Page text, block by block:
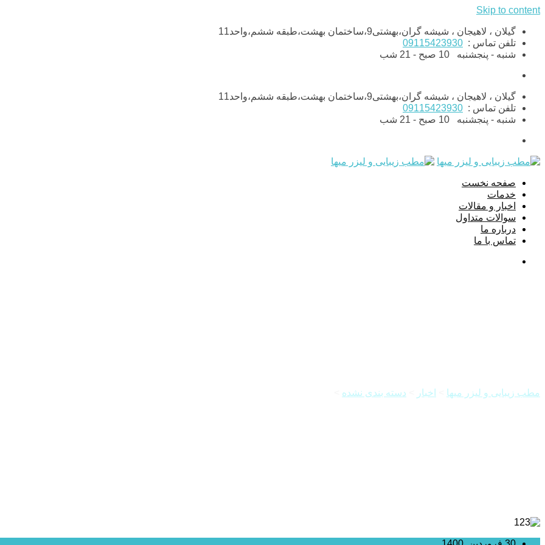
Skip to content
گیلان ، لاهیجان ، شیشه گران،بهشتی9،ساختمان بهشت،طبقه ششم،واحد11
تلفن تماس : 09115423930
شنبه - پنجشنبه
گیلان ، لاهیجان ، شیشه گران،بهشتی9،ساختمان بهشت،طبقه ششم،واحد11
تلفن تماس : 09115423930
شنبه - پنجشنبه
صفحه نخست
خدمات
اخبار و مقالات
سوالات متداول
درباره ما
تماس با ما
مطب زیبایی و لیزر میها اخبار دسته بندی نشده